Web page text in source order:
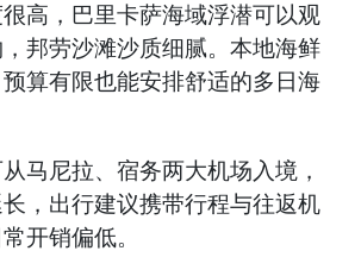
高，巴里卡萨海域浮潜可以观
邦劳沙滩沙质细腻。本地海鲜
算有限也能安排舒适的多日海
马尼拉、宿务两大机场入境，
，出行建议携带行程与往返机
开销偏低。